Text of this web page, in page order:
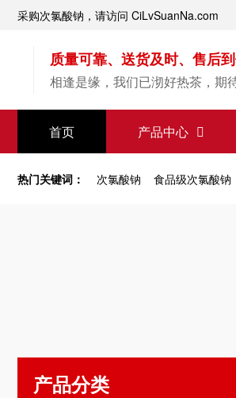
采购次氯酸钠，请访问 CiLvSuanNa.com
质量可靠、送货及时、售后
相逢是缘，我们已沏好热茶，期
首页 产品中心
【次氯酸钠】源
专业经验，值得信赖
热门关键词： 次氯酸钠 食品级次氯酸钠
产品分类